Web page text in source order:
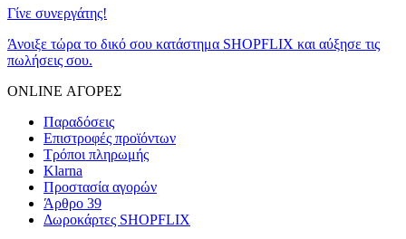
Γίνε συνεργάτης!
Άνοιξε τώρα το δικό σου κατάστημα SHOPFLIX και αύξησε τις
πωλήσεις σου.
ONLINE ΑΓΟΡΕΣ
Παραδόσεις
Επιστροφές προϊόντων
Τρόποι πληρωμής
Klarna
Προστασία αγορών
Άρθρο 39
Δωροκάρτες SHOPFLIX